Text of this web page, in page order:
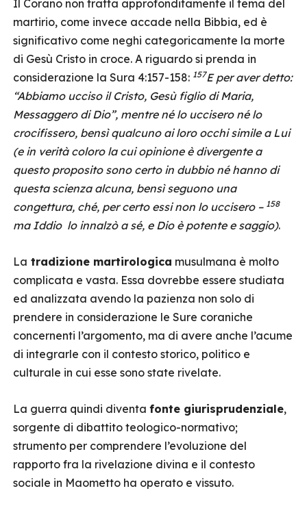
Il Corano non tratta approfonditamente il tema del
martirio, come invece accade nella Bibbia, ed è
significativo come neghi categoricamente la morte
di Gesù Cristo in croce. A riguardo si prenda in
considerazione la Sura 4:157-158: 157E per aver detto:
“Abbiamo ucciso il Cristo, Gesù figlio di Maria,
Messaggero di Dio”, mentre né lo uccisero né lo
crocifissero, bensì qualcuno ai loro occhi simile a Lui
(e in verità coloro la cui opinione è divergente a
questo proposito sono certo in dubbio né hanno di
questa scienza alcuna, bensì seguono una
congettura, ché, per certo essi non lo uccisero – 158
ma Iddio lo innalzò a sé, e Dio è potente e saggio).
La tradizione martirologica musulmana è molto
complicata e vasta. Essa dovrebbe essere studiata
ed analizzata avendo la pazienza non solo di
prendere in considerazione le Sure coraniche
concernenti l’argomento, ma di avere anche l’acume
di integrarle con il contesto storico, politico e
culturale in cui esse sono state rivelate.
La guerra quindi diventa fonte giurisprudenziale,
sorgente di dibattito teologico-normativo;
strumento per comprendere l’evoluzione del
rapporto fra la rivelazione divina e il contesto
sociale in Maometto ha operato e vissuto.